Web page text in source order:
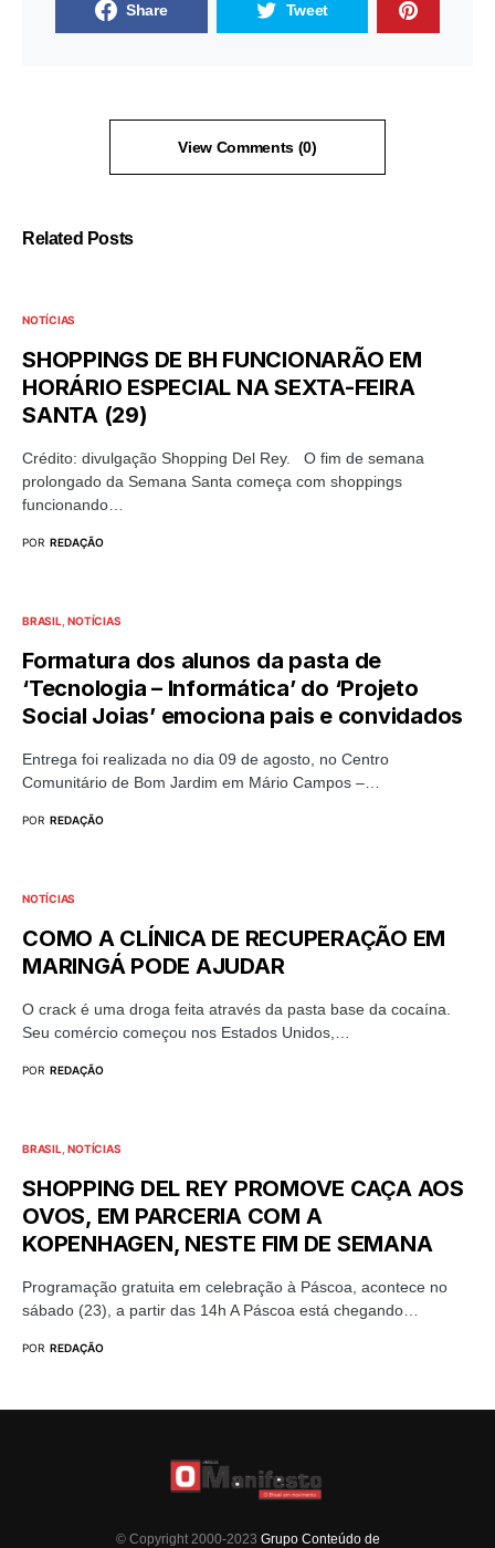
Share Tweet
View Comments (0)
Related Posts
NOTÍCIAS
SHOPPINGS DE BH FUNCIONARÃO EM
HORÁRIO ESPECIAL NA SEXTA-FEIRA
SANTA (29)
Crédito: divulgação Shopping Del Rey. O fim de semana
prolongado da Semana Santa começa com shoppings
funcionando…
POR REDAÇÃO
BRASIL NOTÍCIAS
Formatura dos alunos da pasta de
‘Tecnologia – Informática’ do ‘Projeto
Social Joias’ emociona pais e convidados
Entrega foi realizada no dia 09 de agosto, no Centro
Comunitário de Bom Jardim em Mário Campos –…
POR REDAÇÃO
NOTÍCIAS
COMO A CLÍNICA DE RECUPERAÇÃO EM
MARINGÁ PODE AJUDAR
O crack é uma droga feita através da pasta base da cocaína.
Seu comércio começou nos Estados Unidos,…
POR REDAÇÃO
BRASIL NOTÍCIAS
­­­­SHOPPING DEL REY PROMOVE CAÇA AOS
OVOS, EM PARCERIA COM A
KOPENHAGEN, NESTE FIM DE SEMANA
Programação gratuita em celebração à Páscoa, acontece no
sábado (23), a partir das 14h A Páscoa está chegando…
POR REDAÇÃO
© Copyright 2000-2023 Grupo Conteúdo de